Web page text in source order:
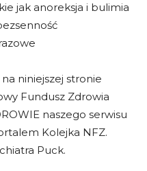
jak anoreksja i bulimia
niniejszej stronie
Fundusz Zdrowia
naszego serwisu
Kolejka NFZ.
Puck.